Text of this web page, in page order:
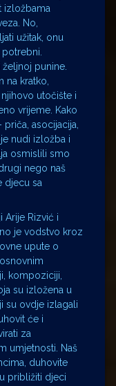
izložbama
No,
užitak, onu
punine.
na kratko,
utočište i
vrijeme. Kako
asocijacija,
nudi izložba i
osmislili smo
nego naš
djecu sa
Arije Rizvić i
je vodstvo kroz
upute o
kompoziciji,
su izložena u
su ovdje izlagali
će i
za
umjetnosti. Naš
duhovite
približiti djeci